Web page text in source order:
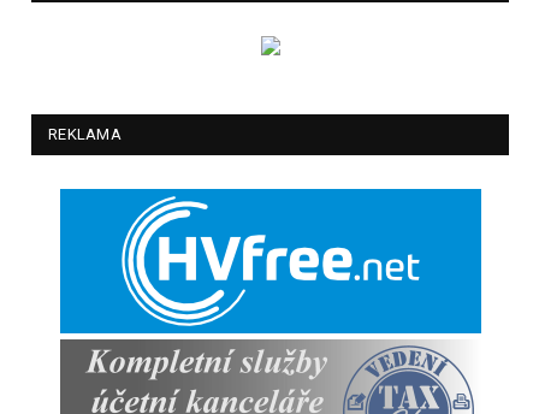
REKLAMA